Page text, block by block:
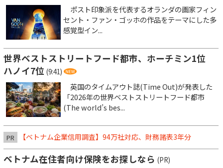
ポスト印象派を代表するオランダの画家フィン
セント・ファン・ゴッホの作品をテーマにした多
感覚型イン...
世界ベストストリートフード都市、ホーチミン1位
ハノイ7位 (9:41)
英国のタイムアウト誌(Time Out)が発表した
「2026年の世界ベストストリートフード都市
(The world’s bes...
PR 【ベトナム企業信用調査】94万社対応、財務諸表3年分
ベトナム在住者向け保険をお探しなら (PR)